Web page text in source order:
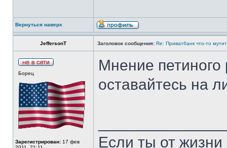
Вернуться наверх
JeffersonT Заголовок сообщения: Re: Приватбанк что-то мутит
Борец
Зарегистрирован: 17 фев
Мнение
оставайтесь на
Если ты от